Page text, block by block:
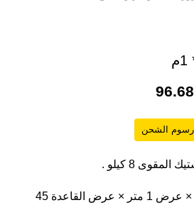
96.68
رسوم الشحن
8 كيلو .
مقاس : طول 1 متر × عرض 1 متر × عرض القاعدة 45